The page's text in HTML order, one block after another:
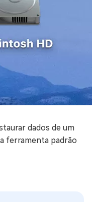
dados de um
ferramenta padrão